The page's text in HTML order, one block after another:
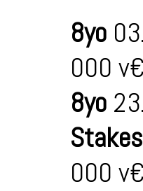
8yo
000 v€
8yo
Stakes
000 v€